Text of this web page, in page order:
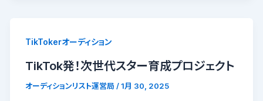
TikTokerオーディション
TikTok発！次世代スター育成プロジェクト
オーディションリスト運営局 /1月 30, 2025